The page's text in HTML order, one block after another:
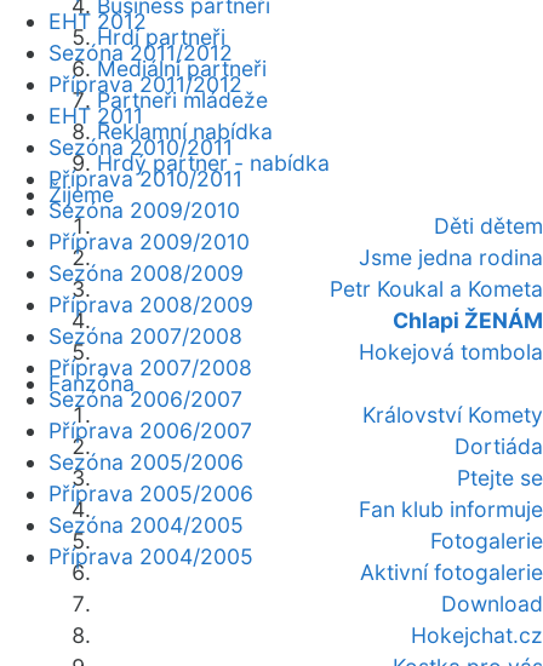
Business partneři
Hrdí partneři
Mediální partneři
Partneři mládeže
Reklamní nabídka
Hrdý partner - nabídka
Žijeme
Děti dětem
Jsme jedna rodina
Petr Koukal a Kometa
Chlapi ŽENÁM
Hokejová tombola
Fanzóna
Království Komety
Dortiáda
Ptejte se
Fan klub informuje
Fotogalerie
Aktivní fotogalerie
Download
Hokejchat.cz
EHT 2012
Sezóna 2011/2012
Příprava 2011/2012
EHT 2011
Sezóna 2010/2011
Příprava 2010/2011
Sezóna 2009/2010
Příprava 2009/2010
Sezóna 2008/2009
Příprava 2008/2009
Sezóna 2007/2008
Příprava 2007/2008
Sezóna 2006/2007
Příprava 2006/2007
Sezóna 2005/2006
Příprava 2005/2006
Sezóna 2004/2005
Příprava 2004/2005